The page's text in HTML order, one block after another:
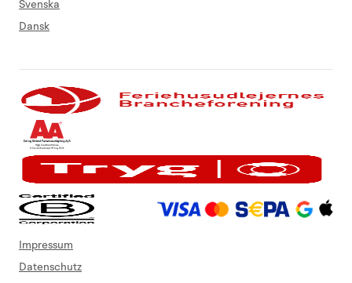
Svenska
Dansk
Impressum
Datenschutz